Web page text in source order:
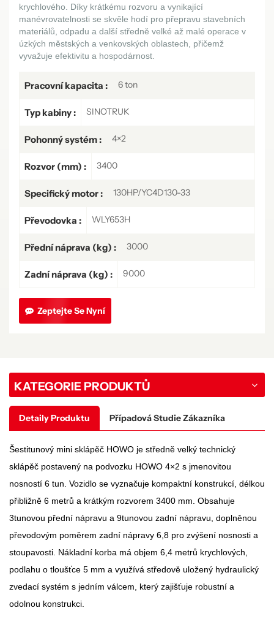
krychlového. Díky krátkému rozvoru a vynikající
manévrovatelnosti se skvěle hodí pro přepravu stavebních
materiálů, odpadu a další středně velké až malé operace v
úzkých městských a venkovských oblastech, přičemž
vyvažuje efektivitu a hospodárnost.
Pracovní kapacita : 6 ton
Typ kabiny : SINOTRUK
Pohonný systém : 4×2
Rozvor (mm) : 3400
Specifický motor : 130HP/YC4D130-33
Převodovka : WLY653H
Přední náprava (kg) : 3000
Zadní náprava (kg) : 9000
Zeptejte Se Nyní
KATEGORIE PRODUKTŮ
Detaily Produktu Případová Studie Zákazníka
Šestitunový mini sklápěč HOWO je středně velký technický
sklápěč postavený na podvozku HOWO 4×2 s jmenovitou
nosností 6 tun. Vozidlo se vyznačuje kompaktní konstrukcí, délkou
přibližně 6 metrů a krátkým rozvorem 3400 mm. Obsahuje
3tunovou přední nápravu a 9tunovou zadní nápravu, doplněnou
převodovým poměrem zadní nápravy 6,8 pro zvýšení nosnosti a
stoupavosti. Nákladní korba má objem 6,4 metrů krychlových,
podlahu o tloušťce 5 mm a využívá středově uložený hydraulický
zvedací systém s jedním válcem, který zajišťuje robustní a
odolnou konstrukci.